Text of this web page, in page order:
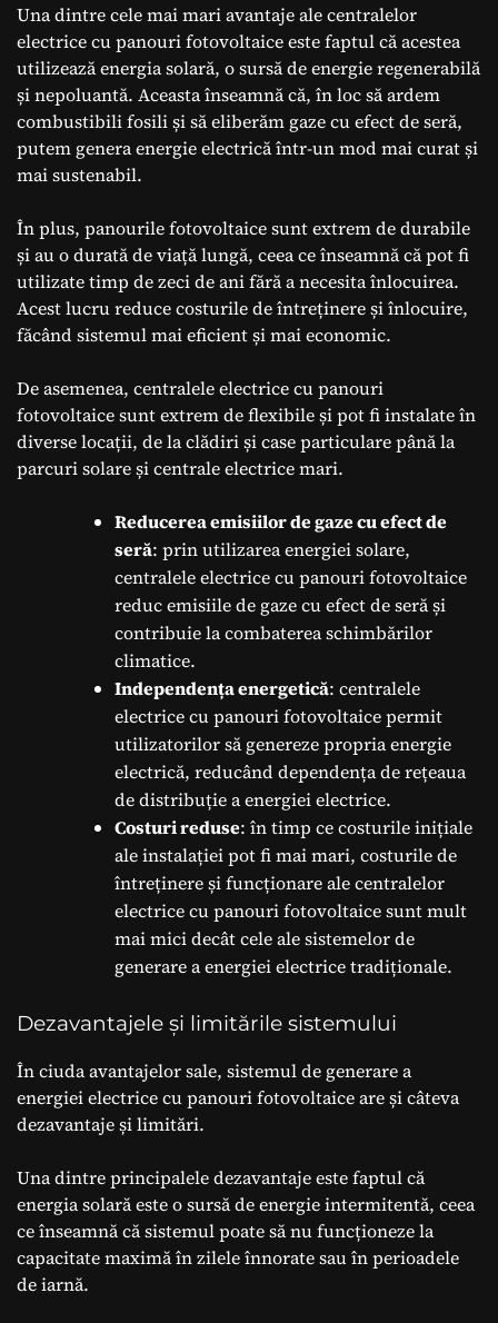
Una dintre cele mai mari avantaje ale centralelor
electrice cu panouri fotovoltaice este faptul că acestea
utilizează energia solară, o sursă de energie regenerabilă
și nepoluantă. Aceasta înseamnă că, în loc să ardem
combustibili fosili și să eliberăm gaze cu efect de seră,
putem genera energie electrică într-un mod mai curat și
mai sustenabil.
În plus, panourile fotovoltaice sunt extrem de durabile
și au o durată de viață lungă, ceea ce înseamnă că pot fi
utilizate timp de zeci de ani fără a necesita înlocuirea.
Acest lucru reduce costurile de întreținere și înlocuire,
făcând sistemul mai eficient și mai economic.
De asemenea, centralele electrice cu panouri
fotovoltaice sunt extrem de flexibile și pot fi instalate în
diverse locații, de la clădiri și case particulare până la
parcuri solare și centrale electrice mari.
Reducerea emisiilor de gaze cu efect de
seră: prin utilizarea energiei solare,
centralele electrice cu panouri fotovoltaice
reduc emisiile de gaze cu efect de seră și
contribuie la combaterea schimbărilor
climatice.
Independența energetică: centralele
electrice cu panouri fotovoltaice permit
utilizatorilor să genereze propria energie
electrică, reducând dependența de rețeaua
de distribuție a energiei electrice.
Costuri reduse: în timp ce costurile inițiale
ale instalației pot fi mai mari, costurile de
întreținere și funcționare ale centralelor
electrice cu panouri fotovoltaice sunt mult
mai mici decât cele ale sistemelor de
generare a energiei electrice tradiționale.
Dezavantajele și limitările sistemului
În ciuda avantajelor sale, sistemul de generare a
energiei electrice cu panouri fotovoltaice are și câteva
dezavantaje și limitări.
Una dintre principalele dezavantaje este faptul că
energia solară este o sursă de energie intermitentă, ceea
ce înseamnă că sistemul poate să nu funcționeze la
capacitate maximă în zilele înnorate sau în perioadele
de iarnă.